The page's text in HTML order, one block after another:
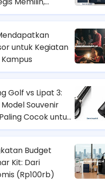
dan Tren
untuk Kegiatan
Kampus
Golf vs Lipat 3:
Souvenir
Cocok untuk
Prioritas dan
Budget
Kit: Dari
(Rp100rb)